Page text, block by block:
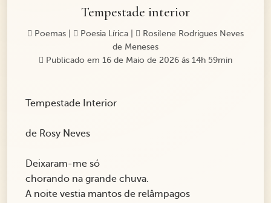
Tempestade interior
Poemas Poesia Lírica
Rosilene Rodrigues Neves
de Meneses
Publicado em 16 de Maio de 2026 ás 14h 59min
Tempestade Interior
de Rosy Neves
Deixaram-me só
chorando na grande chuva.
A noite vestia mantos de relâmpagos